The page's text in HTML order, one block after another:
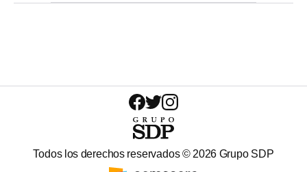
Todos los derechos reservados © 2026 Grupo SDP